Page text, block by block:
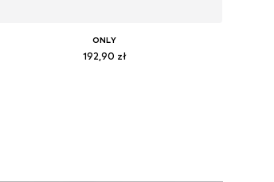
ONLY
192,90 zł